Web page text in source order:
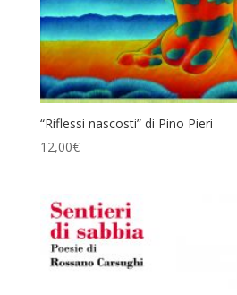
“Riflessi nascosti” di Pino Pieri
12,00€